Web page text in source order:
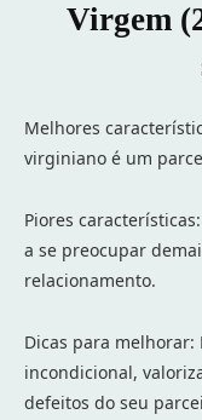
Virgem
Melhores
virginiano é um
Piores
a se preocupar
relacionamento.
Dicas para melhorar:
incondicional,
defeitos do seu